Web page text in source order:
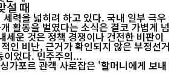
설 때
력을 넓히려 하고 있다. 국내 일부 극우
활동을 벌였다는 소식은 결코 가볍게 넘
세운 것은 정책 경쟁이나 건전한 비판이
인 비난, 근거가 확인되지 않은 부정선거
이었다. 민주주의...